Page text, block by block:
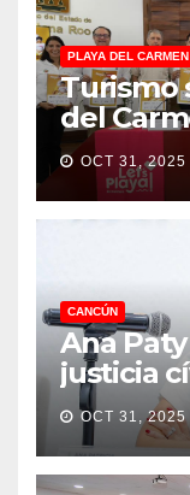
PLAYA DEL CARMEN
Turismo
del
OCT 31, 2025
CANCÚN
Ana
justicia
OCT 31, 2025